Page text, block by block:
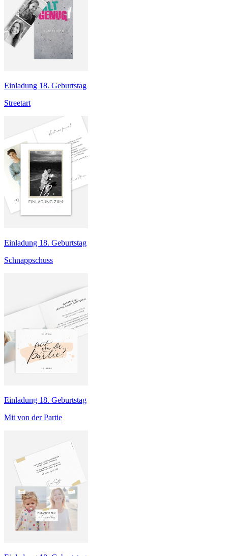
Einladung 18. Geburtstag
Streetart
Einladung 18. Geburtstag
Schnappschuss
Einladung 18. Geburtstag
Mit von der Partie